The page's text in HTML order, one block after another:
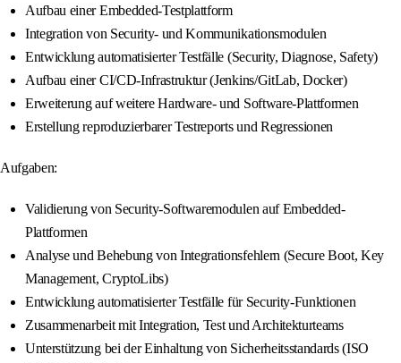
Aufbau einer Embedded-Testplattform
Integration von Security- und Kommunikationsmodulen
Entwicklung automatisierter Testfälle (Security, Diagnose, Safety)
Aufbau einer CI/CD-Infrastruktur (Jenkins/GitLab, Docker)
Erweiterung auf weitere Hardware- und Software-Plattformen
Erstellung reproduzierbarer Testreports und Regressionen
Aufgaben:
Validierung von Security-Softwaremodulen auf Embedded-
Plattformen
Analyse und Behebung von Integrationsfehlern (Secure Boot, Key
Management, CryptoLibs)
Entwicklung automatisierter Testfälle für Security-Funktionen
Zusammenarbeit mit Integration, Test und Architekturteams
Unterstützung bei der Einhaltung von Sicherheitsstandards (ISO